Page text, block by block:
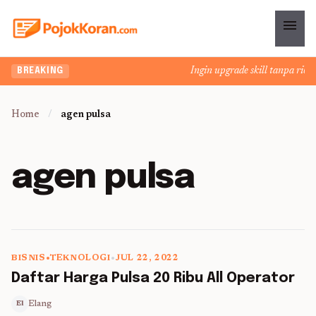
menu
BREAKING Ingin upgrade skill tanpa
Home / agen pulsa
agen pulsa
5 min read
BISNIS •TEKNOLOGI•JUL 22, 2022
Daftar Harga Pulsa 20 Ribu All Operator
El Elang